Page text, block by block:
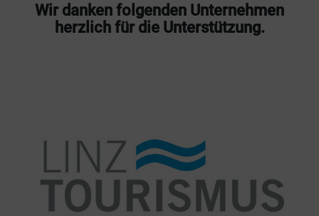
Wir danken folgenden Unternehmen
herzlich für die Unterstützung.